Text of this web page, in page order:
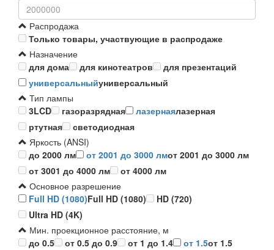
Распродажа
Только товары, участвующие в распродаже
Назначение
для дома
для кинотеатров
для презентаций
универсальныйуниверсальный
Тип лампы
3LCD
газоразрядная лазернаялазерная
ртутная
светодиодная
Яркость (ANSI)
до 2000 лм
от 2001 до 3000 лмот 2001 до 3000 лм
от 3001 до 4000 лм
от 4000 лм
Основное разрешение
Full HD (1080)Full HD (1080)
HD (720)
Ultra HD (4K)
Мин. проекционное расстояние, м
до 0.5
от 0.5 до 0.9 от 1 до 1.4 от 1.5от 1.5